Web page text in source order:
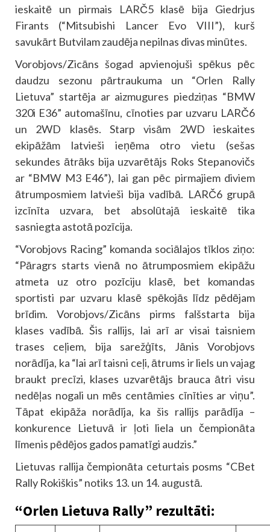
ieskaitē un pirmais LARČ5 klasē bija Giedrjus
Firants (“Mitsubishi Lancer Evo VIII”), kurš
savukārt Butvilam zaudēja nepilnas divas minūtes.
Vorobjovs/Zicāns šogad apvienojuši spēkus pēc
daudzu sezonu pārtraukuma un “Orlen Rally
Lietuva” startēja ar aizmugures piedziņas “BMW
320i E36” automašīnu, cīnoties par uzvaru LARČ6
un 2WD klasēs. Starp visām 2WD ieskaites
ekipāžām latvieši ieņēma otro vietu (sešas
sekundes ātrāks bija uzvarētājs Roks Stepanovičs
ar “BMW M3 E46”), lai gan pēc pirmajiem diviem
ātrumposmiem latvieši bija vadībā. LARČ6 grupā
izcīnīta uzvara, bet absolūtajā ieskaitē tika
sasniegta astotā pozīcija.
“Vorobjovs Racing” komanda sociālajos tīklos ziņo:
“Pāragrs starts vienā no ātrumposmiem ekipāžu
atmeta uz otro pozīciju klasē, bet komandas
sportisti par uzvaru klasē spēkojās līdz pēdējam
brīdim. Vorobjovs/Zicāns pirms falšstarta bija
klases vadībā. Šis rallijs, lai arī ar visai taisniem
trases ceļiem, bija sarežģīts, Jānis Vorobjovs
norādīja, ka “lai arī taisni ceļi, ātrums ir liels un vajag
braukt precīzi, klases uzvarētājs brauca ātri visu
nedēļas nogali un mēs centāmies cīnīties ar viņu”.
Tāpat ekipāža norādīja, ka šis rallijs parādīja –
konkurence Lietuvā ir ļoti liela un čempionāta
līmenis pēdējos gados pamatīgi audzis.”
Lietuvas rallija čempionāta ceturtais posms “CBet
Rally Rokiškis” notiks 13. un 14. augustā.
“Orlen Lietuva Rally” rezultāti: